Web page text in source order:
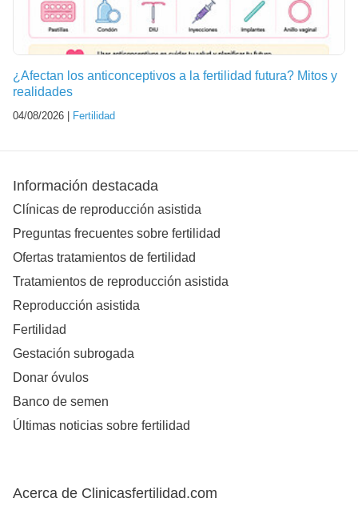
¿Afectan los anticonceptivos a la fertilidad futura? Mitos y
realidades
04/08/2026 | Fertilidad
Información destacada
Clínicas de reproducción asistida
Preguntas frecuentes sobre fertilidad
Ofertas tratamientos de fertilidad
Tratamientos de reproducción asistida
Reproducción asistida
Fertilidad
Gestación subrogada
Donar óvulos
Banco de semen
Últimas noticias sobre fertilidad
Acerca de Clinicasfertilidad.com